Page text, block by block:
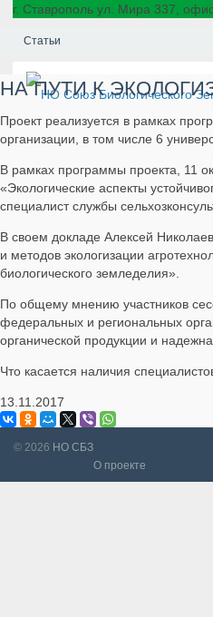
г. Ставрополь ул. Мира 337,
+7(8652)35-82-05
Статьи
НА ПУТИ К
Проект реализуется в рамках
организации, в том числе 6
В рамках программы проекта, 11
«Экологические аспекты
специалист службы
В своем докладе Алексей
и методов экологизации
биологического земледелия».
По общему мнению участников
федеральных и региональных
органической продукции и
Что касается наличия
13.11.2017
© 2026 НО СБЗ
О проекте